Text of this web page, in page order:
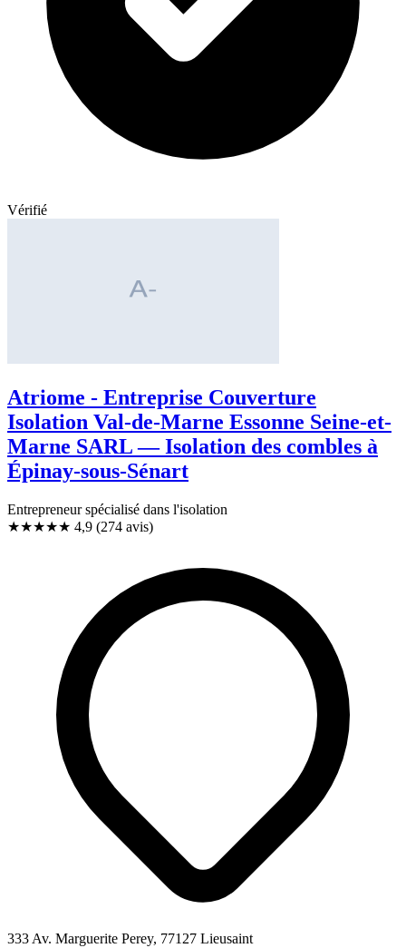
Vérifié
Atriome - Entreprise Couverture
Isolation Val-de-Marne Essonne Seine-et-
Marne SARL — Isolation des combles à
Épinay-sous-Sénart
Entrepreneur spécialisé dans l'isolation
★★★★★ 4,9 (274 avis)
333 Av. Marguerite Perey, 77127 Lieusaint